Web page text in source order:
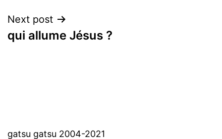
Next post
qui allume Jésus ?
gatsu gatsu 2004-2021